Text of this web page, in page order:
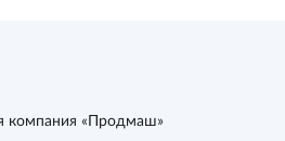
компания «Продмаш»